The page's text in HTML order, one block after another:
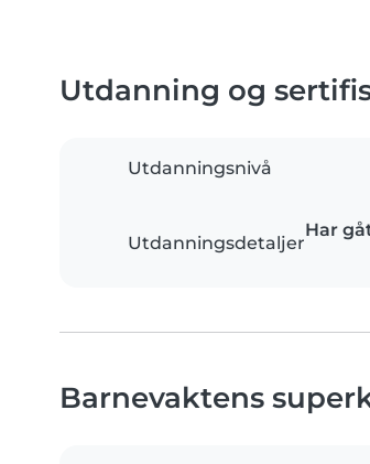
Utdanning og
Utdanningsnivå
Utdanningsdetaljer
Har
Barnevaktens